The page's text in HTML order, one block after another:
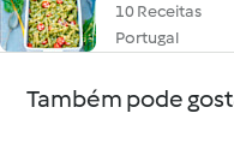
10 Receitas
Portugal
Também pode